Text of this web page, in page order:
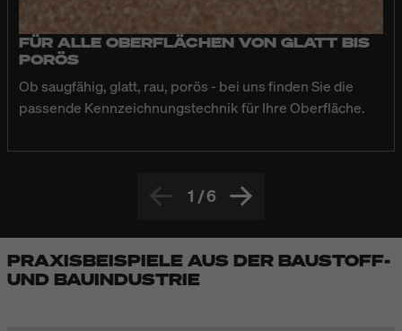
FÜR ALLE OBERFLÄCHEN VON GLATT BIS
PORÖS
Ob saugfähig, glatt, rau, porös - bei uns finden Sie die
passende Kennzeichnungstechnik für Ihre Oberfläche.
1 /6
PRAXISBEISPIELE AUS DER BAUSTOFF-
UND BAUINDUSTRIE